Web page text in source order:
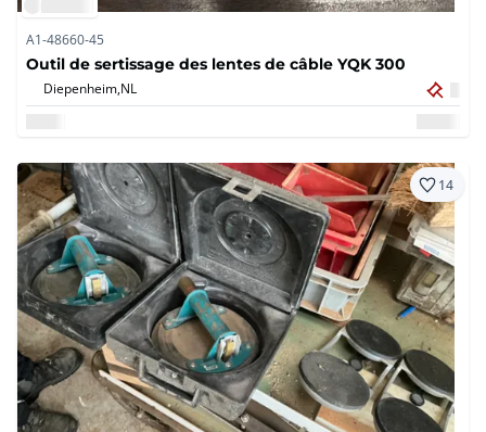
A1-48660-45
Outil de sertissage des lentes de câble YQK 300
Diepenheim,NL
14